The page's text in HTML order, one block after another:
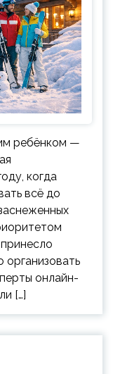
ребёнком —
когда
всё до
организовать
онлайн-
[…]